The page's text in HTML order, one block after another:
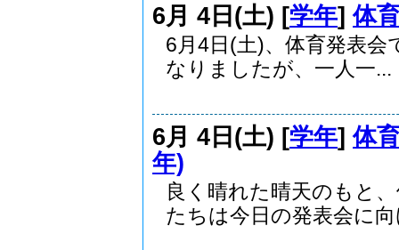
6月 4日(土) [学年]体
6月4日(土)、体育発表会
なりましたが、一人一...
6月 4日(土) [学年]体
年)
良く晴れた晴天のもと
たちは今日の発表会に